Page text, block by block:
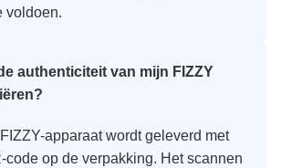
voldoen.
authenticiteit van mijn FIZZY
apparaat wordt geleverd met
code op de verpakking. Het scannen